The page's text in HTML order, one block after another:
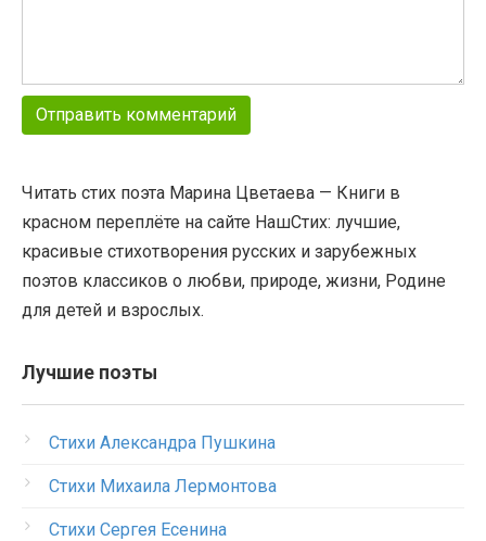
Читать стих поэта Марина Цветаева — Книги в
красном переплёте на сайте НашСтих: лучшие,
красивые стихотворения русских и зарубежных
поэтов классиков о любви, природе, жизни, Родине
для детей и взрослых.
Лучшие поэты
Стихи Александра Пушкина
Стихи Михаила Лермонтова
Стихи Сергея Есенина